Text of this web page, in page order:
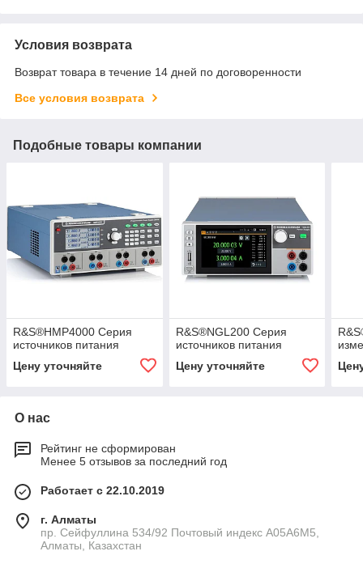
Условия возврата
Возврат товара в течение 14 дней по договоренности
Все условия возврата
Подобные товары компании
R&S®HMP4000 Серия
источников питания
Цену уточняйте
R&S®NGL200 Серия
источников питания
Цену уточняйте
О нас
Рейтинг не сформирован
Менее 5 отзывов за последний год
Работает с 22.10.2019
г. Алматы
пр. Сейфуллина 534/92 Почтовый индекс A05A6M5,
Алматы, Казахстан